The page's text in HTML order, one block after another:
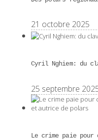
21 octobre 2025
Cyril Nghiem: du
25 septembre
Le crime paie